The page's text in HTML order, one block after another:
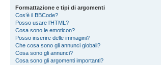
Formattazione e tipi di argomenti
Cos’è il BBCode?
Posso usare l’HTML?
Cosa sono le emoticon?
Posso inserire delle immagini?
Che cosa sono gli annunci globali?
Cosa sono gli annunci?
Cosa sono gli argomenti importanti?